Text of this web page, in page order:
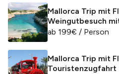
Mallorca Trip mit
Weingutbesuch
ab 199€ / Person
Mallorca Trip mit
Touristenzugfahrt